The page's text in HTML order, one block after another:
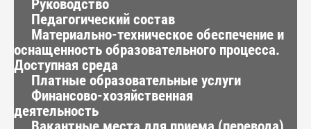
Руководство
Педагогический состав
Материально-техническое обеспечение и
оснащенность образовательного процесса.
Доступная среда
Платные образовательные услуги
Финансово-хозяйственная
деятельность